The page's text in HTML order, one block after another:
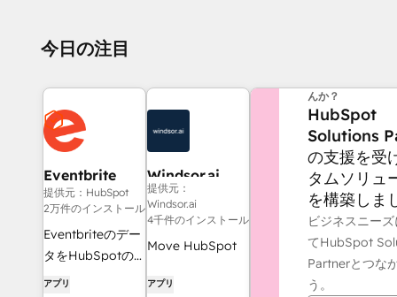
今日の注目
Eventbrite
提供元：HubSpot
2万件のインストール
Eventbriteのデー
タをHubSpotのE
メールリストやワ
アプリ
Windsor.ai
提供元：
Windsor.ai
4千件のインストール
Move HubSpot
dashboards,
アプリ
んか？
HubSpot
Solutions
の支援を受
タムソリュ
を構築しま
ビジネスニー
てHubSpot
Partnerとつな
う。